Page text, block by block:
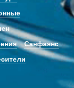
Санфаянс